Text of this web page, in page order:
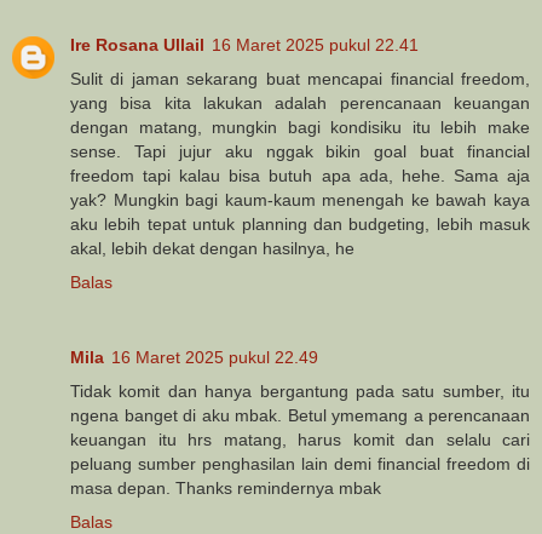
Ire Rosana Ullail 16 Maret 2025 pukul 22.41
Sulit di jaman sekarang buat mencapai financial freedom,
yang bisa kita lakukan adalah perencanaan keuangan
dengan matang, mungkin bagi kondisiku itu lebih make
sense. Tapi jujur aku nggak bikin goal buat financial
freedom tapi kalau bisa butuh apa ada, hehe. Sama aja
yak? Mungkin bagi kaum-kaum menengah ke bawah kaya
aku lebih tepat untuk planning dan budgeting, lebih masuk
akal, lebih dekat dengan hasilnya, he
Balas
Mila 16 Maret 2025 pukul 22.49
Tidak komit dan hanya bergantung pada satu sumber, itu
ngena banget di aku mbak. Betul ymemang a perencanaan
keuangan itu hrs matang, harus komit dan selalu cari
peluang sumber penghasilan lain demi financial freedom di
masa depan. Thanks remindernya mbak
Balas